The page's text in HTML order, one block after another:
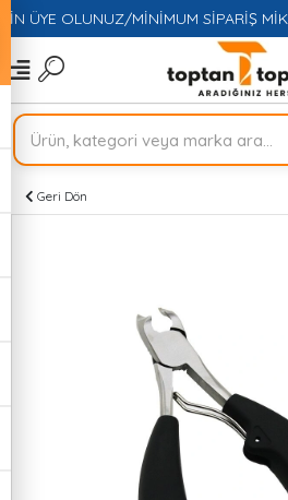
ÜYE OLUNUZ/MİNİMUM SİPARİŞ
Geri Dön